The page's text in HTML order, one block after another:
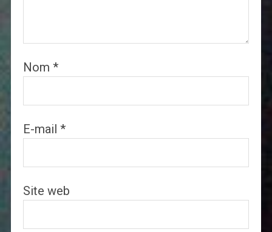
Nom *
E-mail *
Site web